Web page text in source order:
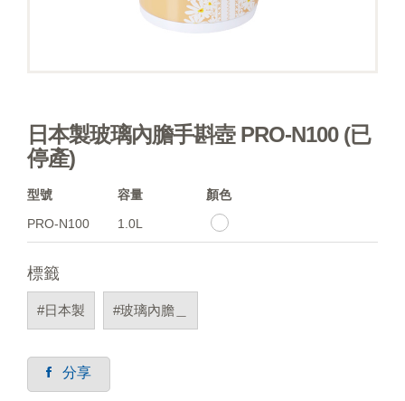
日本製玻璃內膽手斟壺 PRO-N100 (已
停產)
型號 容量
顏色
PRO-N100
1.0L
標籤
#日本製 #玻璃內膽＿
分享